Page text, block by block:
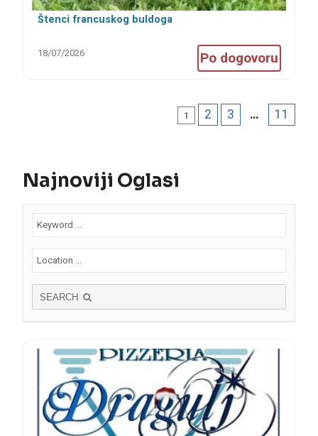
Štenci francuskog buldoga
18/07/2026 Po dogovoru
1 2 3 … 11
Najnoviji Oglasi
SEARCH